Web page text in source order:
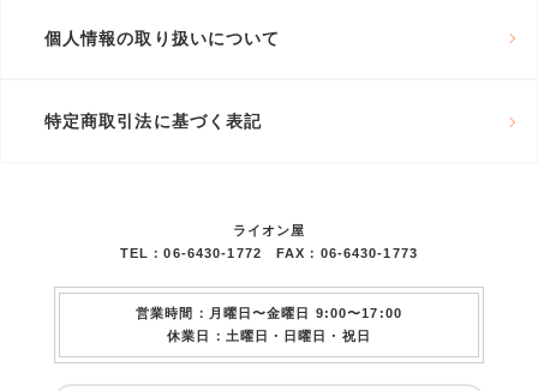
個人情報の取り扱いについて
特定商取引法に基づく表記
ライオン屋
TEL：06-6430-1772 FAX：06-6430-1773
営業時間：月曜日〜金曜日 9:00〜17:00
休業日：土曜日・日曜日・祝日